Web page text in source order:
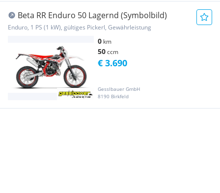
Beta RR Enduro 50 Lagernd (Symbolbild)
Enduro, 1 PS (1 kW), gültiges Pickerl, Gewährleistung
0 km
50ccm
Gesslbauer GmbH
8190 Birkfeld
€ 3.690